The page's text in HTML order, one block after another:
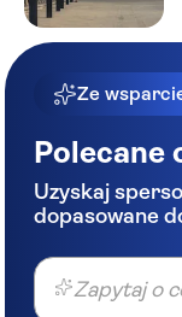
Ze
Polecane
Uzyskaj
dopasowane
Zapytaj o